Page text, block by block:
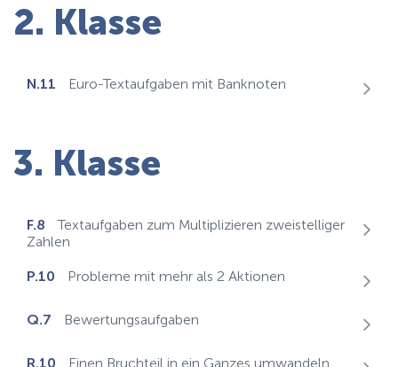
2. Klasse
N.11 Euro-Textaufgaben mit Banknoten
3. Klasse
F.8
Textaufgaben zum Multiplizieren zweistelliger
Zahlen
P.10 Probleme mit mehr als 2 Aktionen
Q.7 Bewertungsaufgaben
R.10 Einen Bruchteil in ein Ganzes umwandeln